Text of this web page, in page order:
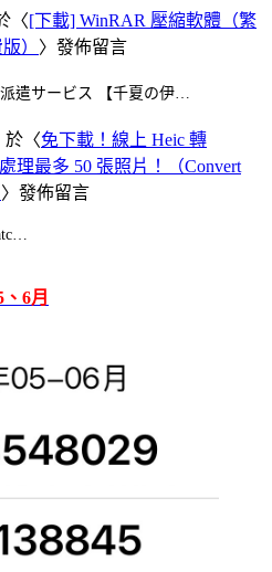
〈[下載] WinRAR 壓縮軟體（繁
） 〉發佈留言
遣サービス 【千夏の伊…
於〈免下載！線上 Heic 轉
理最多 50 張照片！（Convert
〉發佈留言
6月